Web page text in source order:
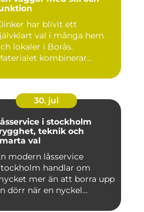
har blivit ett
val i många hem
lokaler i Borås.
kombinerar
30. jul
i stockholm
teknik och
val
modern låsservice
handlar om
mer än att borra upp
dörr när en nyckel